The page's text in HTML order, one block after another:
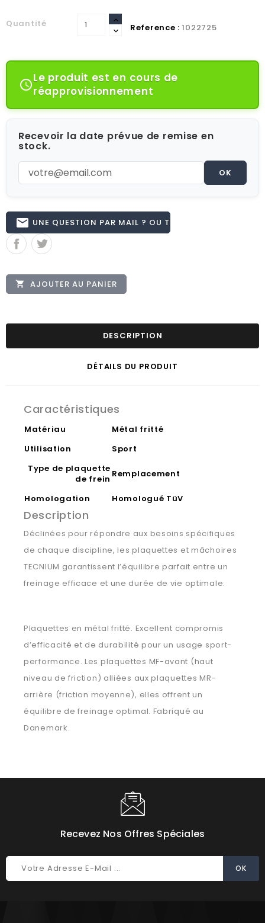
Quantité Reference : 1022725
Le produit est en cours de
réapprovisionnement
Recevoir la date prévue de remise en
stock.
OK
email UNE QUESTION PAR MAIL ? OU TÉL 02.51.62.16.59
 AJOUTER AU PANIER
DESCRIPTION
DÉTAILS DU PRODUIT
Caractéristiques
Matériau
Métal fritté
Utilisation
Sport
Type de plaquette
de frein Remplacement
Homologation Homologué TüV
Description
Déclinées pour répondre aux besoins spécifiques
de chaque discipline, les plaquettes et mâchoires
TECNIUM garantissent l’équilibre parfait entre un
freinage efficace et une durée de vie optimale.
Plaquettes en métal fritté. Excellent compromis
d’efficacité et de durabilité pour un usage sport-
performance. Les plaquettes MF-avant (haut
niveau de friction) alliées aux plaquettes MR-
arrière (friction moyenne), elles offrent un
équilibre de freinage optimal. Fabriqué au
Danemark.
Recevez Nos Offres Spéciales